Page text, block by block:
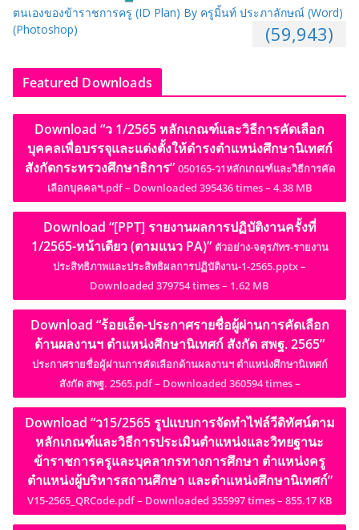
ตนเองของข้าราชการครู (ID Plan) By ครูมิ้นท์ ประภาลักษณ์ (Word)
(Photoshop)
(59,943)
Featured Downloads
Download “ว 1/2565 หลักเกณฑ์และวิธีการคัดเลือก
บุคคลเพื่อบรรจุและแต่งตั้งให้ดำรงตำแหน่งศึกษานิเทศก์
สังกัดกระทรวงศึกษาธิการ” 050165-ว1หลักเกณฑ์และวิธีการคัด
เลือกบุคคลฯ.pdf – Downloaded 395436 times – 4.38 MB
Download “[PPT] รายงานผลการปฏิบัติงานครั้งที่
1/2565-หน้าเดียว (ตามแนว PA)” ตัวอย่าง-จตุรภัทร-รายงาน
ประสิทธิภาพและประสิทธิผลการปฏิบัติงาน-1-2565.pptx –
Downloaded 379754 times – 1.62 MB
Download “ร้อยเอ็ด-ประกาศรายชื่อผู้ผ่านการคัดเลือก
ด้านผลงานฯ ตำแหน่งศึกษานิเทศก์ สังกัด สพฐ. 2565”
ประกาศรายชื่อผู้ผ่านการคัดเลือกด้านผลงานฯ ตำแหน่งศึกษานิเทศก์
สังกัด สพฐ. 2565.pdf – Downloaded 360594 times –
Download “ว15/2565 รูปแบบการจัดทำไฟล์วีดิทัศน์ตาม
หลักเกณฑ์และวิธีการประเมินตำแหน่งและวิทยฐานะ
ข้าราชการครูและบุคลากรทางการศึกษา ตำแหน่งครู
ตำแหน่งผู้บริหารสถานศึกษา และตำแหน่งศึกษานิเทศก์”
V15-2565_QRCode.pdf – Downloaded 355997 times – 855.17 KB